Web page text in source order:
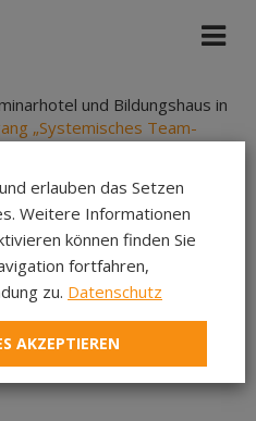
und Bildungshaus in
„Systemisches Team-
Team-
2025/2026
erlauben das Setzen
Weitere Informationen
können finden Sie
fortfahren,
zu. Datenschutz
AKZEPTIEREN